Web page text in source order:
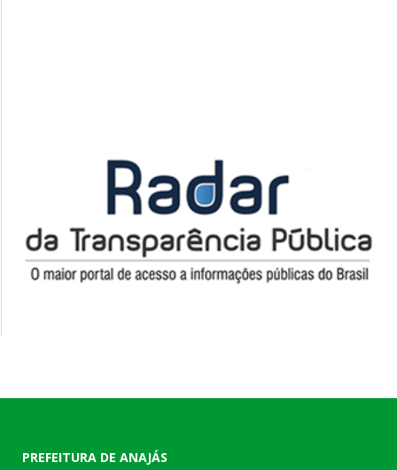
PREFEITURA DE ANAJÁS